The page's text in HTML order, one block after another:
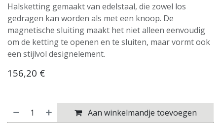
Halsketting gemaakt van edelstaal, die zowel los
gedragen kan worden als met een knoop. De
magnetische sluiting maakt het niet alleen eenvoudig
om de ketting te openen en te sluiten, maar vormt ook
een stijlvol designelement.
156,20 €
Aan winkelmandje toevoegen